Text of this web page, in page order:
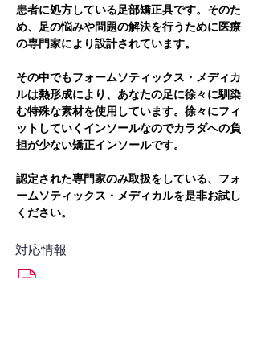
患者に処方している足部矯正具です。そのた
め、足の悩みや問題の解決を行うために医療
の専門家により設計されています。
その中でもフォームソティックス・メディカ
ルは熱形成により、あなたの足に徐々に馴染
む特殊な素材を使用しています。徐々にフィ
ットしていくインソールなのでカラダへの負
担が少ない矯正インソールです。
認定された専門家のみ取扱をしている、フォ
ームソティックス・メディカルを是非お試し
ください。
対応情報